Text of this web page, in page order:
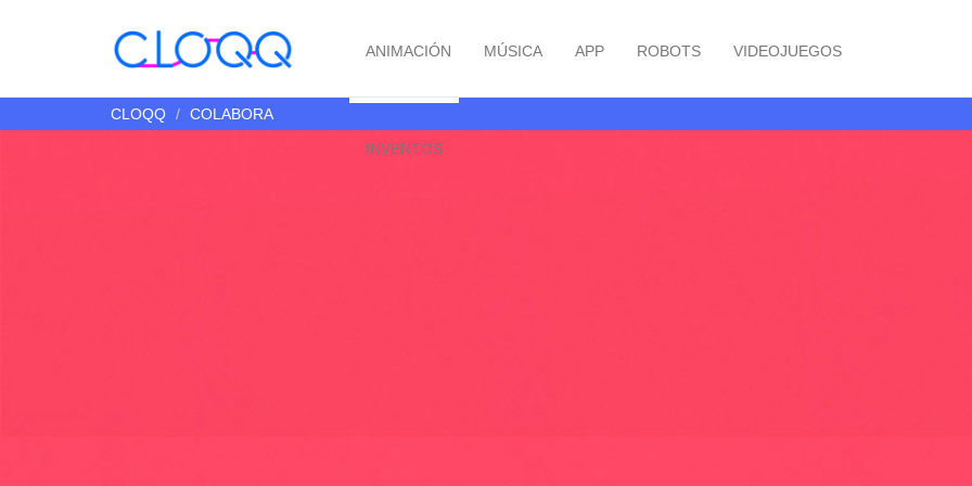
ANIMACIÓN MÚSICA APP ROBOTS VIDEOJUEGOS
INVENTOS
CLOQQ COLABORA